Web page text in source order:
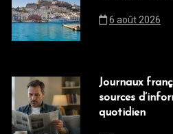
6 août 2026
Journaux
sources
quotidien